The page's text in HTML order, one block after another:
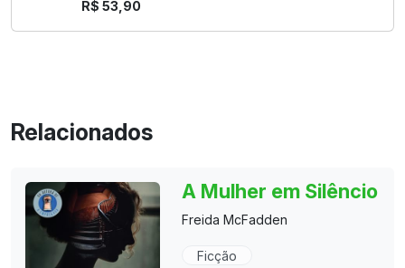
R$ 53,90
Relacionados
A Mulher em Silêncio
Freida McFadden
Ficção